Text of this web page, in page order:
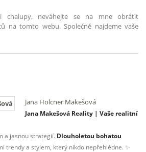
chalupy, neváhejte se na mne obrátit
na tomto webu. Společně najdeme vaše
Jana Holcner Makešová
Jana Makešová Reality | Vaše realitní
a jasnou strategií. Dlouholetou bohatou
trendy a stylem, který nikdo nepřehlédne. ✨